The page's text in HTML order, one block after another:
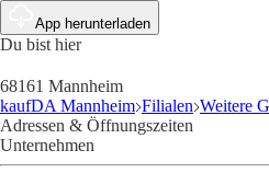
App herunterladen
Du bist hier
68161 Mannheim
kaufDA Mannheim Filialen Weitere
Adressen & Öffnungszeiten
Unternehmen